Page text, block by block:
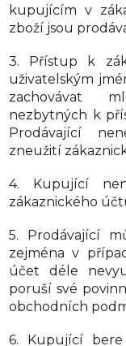
kupujícím v
zboží jsou
3. Přístup k
uživatelským
zachovávat
nezbytných k
Prodávající
zneužití
4. Kupující
zákaznického
5. Prodávající
zejména v
účet déle
poruší své
obchodních
6. Kupující